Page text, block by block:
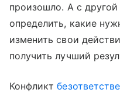
произошло. А с
определить, какие
изменить свои
получить лучший
Конфликт